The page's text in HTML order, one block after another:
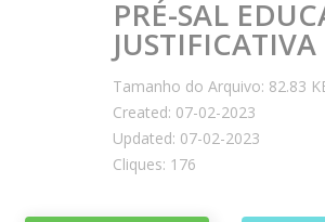
PRÉ-SAL
JUSTIFICATIVA
Tamanho do Arquivo: 82.83
Created: 07-02-2023
Updated: 07-02-2023
Cliques: 176